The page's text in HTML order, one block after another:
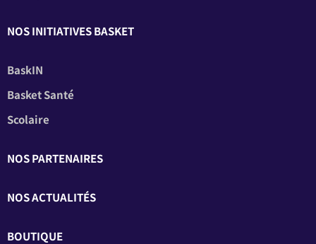
NOS INITIATIVES BASKET
BaskIN
Basket Santé
Scolaire
NOS PARTENAIRES
NOS ACTUALITÉS
BOUTIQUE